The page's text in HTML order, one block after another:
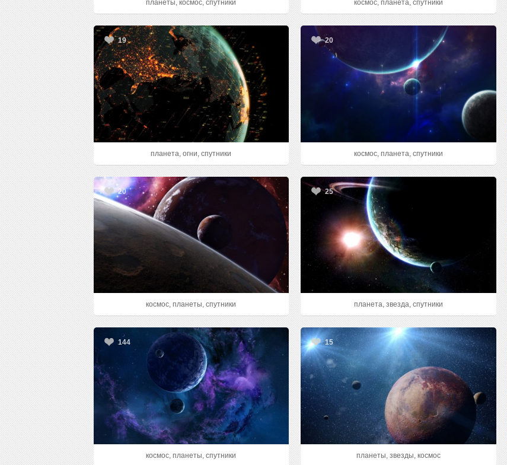
планеты, космос, спутники космос, планета, спутники
19
планета, огни, спутники
20
космос, планета, спутники
20
космос, планеты, спутники
25
планета, звезда, спутники
144
космос, планеты, спутники
15
планеты, звезды, космос